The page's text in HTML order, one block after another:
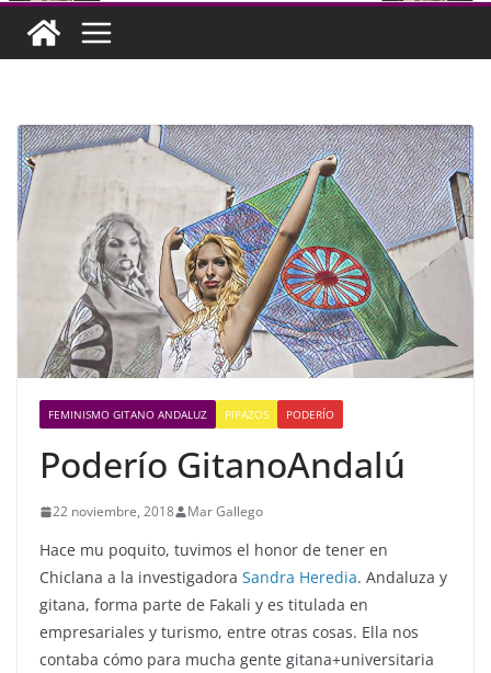
FEMINISMO GITANO ANDALUZ PIPAZOS PODERÍO
Poderío GitanoAndalú
22 noviembre, 2018 Mar Gallego
Hace mu poquito, tuvimos el honor de tener en
Chiclana a la investigadora Sandra Heredia. Andaluza y
gitana, forma parte de Fakali y es titulada en
empresariales y turismo, entre otras cosas. Ella nos
contaba cómo para mucha gente gitana+universitaria